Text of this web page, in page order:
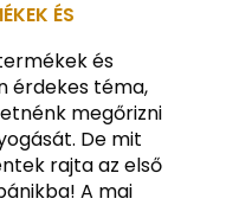
ÉS
és
érdekes téma,
megőrizni
De mit
rajta az első
A mai